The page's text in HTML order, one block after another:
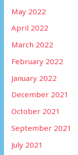
May 2022
April 2022
March 2022
February 2022
January 2022
December 2021
October 2021
September 2021
July 2021